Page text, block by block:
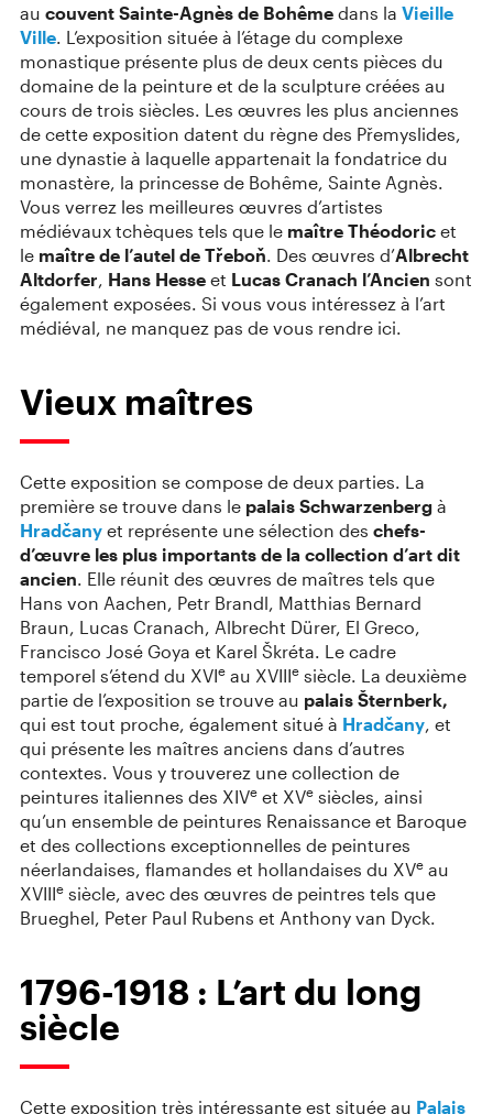
au couvent Sainte-Agnès de Bohême dans la Vieille
Ville. L’exposition située à l’étage du complexe
monastique présente plus de deux cents pièces du
domaine de la peinture et de la sculpture créées au
cours de trois siècles. Les œuvres les plus anciennes
de cette exposition datent du règne des Přemyslides,
une dynastie à laquelle appartenait la fondatrice du
monastère, la princesse de Bohême, Sainte Agnès.
Vous verrez les meilleures œuvres d’artistes
médiévaux tchèques tels que le maître Théodoric et
le maître de l’autel de Třeboň. Des œuvres d’Albrecht
Altdorfer, Hans Hesse et Lucas Cranach l’Ancien sont
également exposées. Si vous vous intéressez à l’art
médiéval, ne manquez pas de vous rendre ici.
Vieux maîtres
Cette exposition se compose de deux parties. La
première se trouve dans le palais Schwarzenberg à
Hradčany et représente une sélection des chefs-
d’œuvre les plus importants de la collection d’art dit
ancien. Elle réunit des œuvres de maîtres tels que
Hans von Aachen, Petr Brandl, Matthias Bernard
Braun, Lucas Cranach, Albrecht Dürer, El Greco,
Francisco José Goya et Karel Škréta. Le cadre
temporel s’étend du XVIe au XVIIIe siècle. La deuxième
partie de l’exposition se trouve au palais Šternberk,
qui est tout proche, également situé à Hradčany, et
qui présente les maîtres anciens dans d’autres
contextes. Vous y trouverez une collection de
peintures italiennes des XIVe et XVe siècles, ainsi
qu’un ensemble de peintures Renaissance et Baroque
et des collections exceptionnelles de peintures
néerlandaises, flamandes et hollandaises du XVe au
⁠XVIIIe siècle, avec des œuvres de peintres tels que
Brueghel, Peter Paul Rubens et Anthony van Dyck.
1796⁠-⁠1918 : L’art du long
siècle
Cette exposition très intéressante est située au Palais